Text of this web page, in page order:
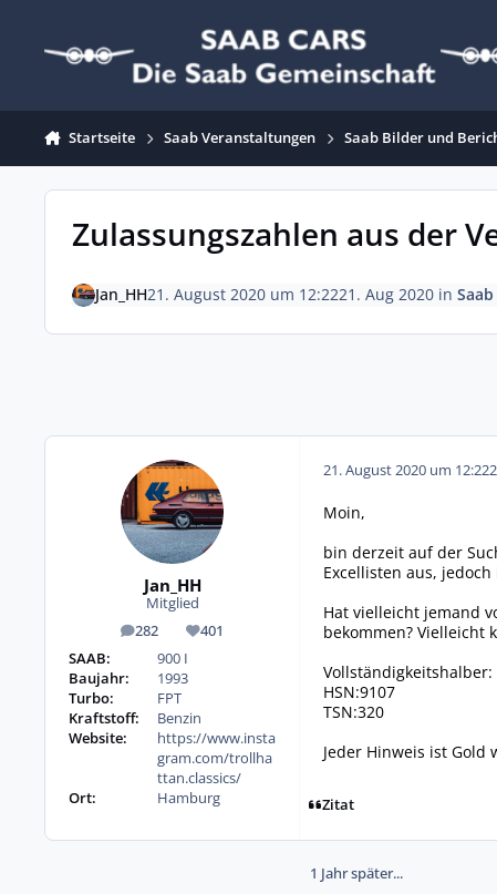
Startseite Saab Veranstaltungen Saab Bilder und
Zulassungszahlen aus der
Jan_HH21. August 2020 um 12:2221. Aug 2020in
Jan_HH
Mitglied
282
Beiträge 401
Reputation
SAAB:
900 I
Baujahr:
1993
Turbo:
FPT
Kraftstoff:
Benzin
Website:
https://www.insta
gram.com/trollha
ttan.classics/
Ort:
Hamburg
21. August 2020 um 12:22
Moin,
bin derzeit auf der
Excellisten aus,
Hat vielleicht jemand
bekommen?
Vollständigkeitshalber:
HSN:9107
TSN:320
Jeder Hinweis ist Gold
Zitat
1 Jahr später...